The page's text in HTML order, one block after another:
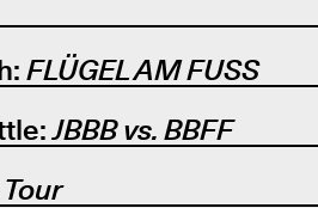
FLÜGEL AM FUSS
JBBB vs. BBFF